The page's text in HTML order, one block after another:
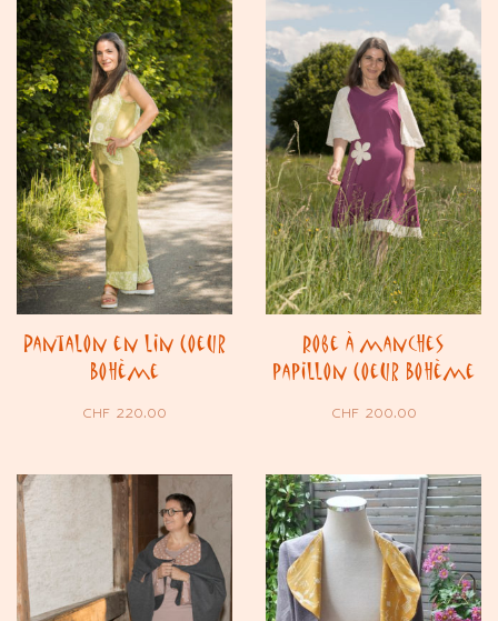
Pantalon en lin Coeur
Bohème
CHF 220.00
Robe à manches
papillon Coeur Bohème
CHF200.00